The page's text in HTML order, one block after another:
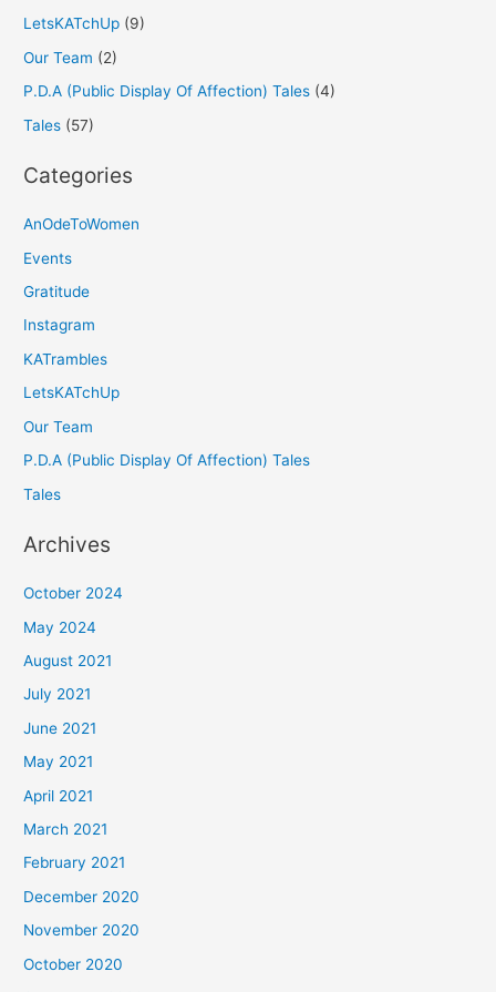
LetsKATchUp (9)
Our Team (2)
P.D.A (Public Display Of Affection) Tales (4)
Tales (57)
Categories
AnOdeToWomen
Events
Gratitude
Instagram
KATrambles
LetsKATchUp
Our Team
P.D.A (Public Display Of Affection) Tales
Tales
Archives
October 2024
May 2024
August 2021
July 2021
June 2021
May 2021
April 2021
March 2021
February 2021
December 2020
November 2020
October 2020